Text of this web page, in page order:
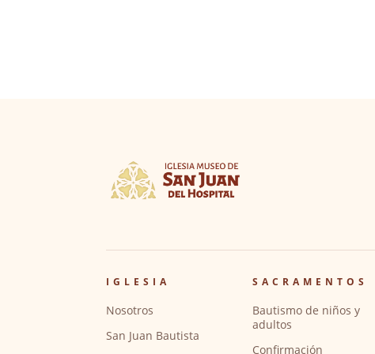
IGLESIA
Nosotros
San Juan Bautista
SACRAMENTOS
Bautismo de niños y
adultos
Confirmación